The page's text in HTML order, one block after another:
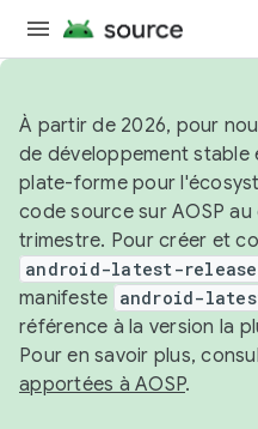
À partir de 2026, pour
de développement stable
plate-forme pour
code source sur AOSP
trimestre. Pour créer et
android-latest-release
manifeste android-
référence à la version la
Pour en savoir plus,
apportées à AOSP.